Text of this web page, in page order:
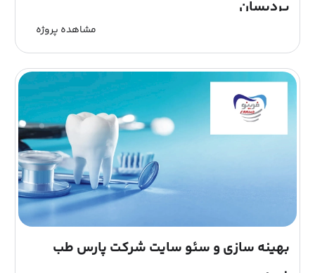
پردیسان
آموزشگاه زبان پردیسان با بهره گیری از تیم مدیریت دانشگاه
های داخلی و خارجی و با همکاری جمعی از اساتید برتر زبان
های خارجی در سال 1395 کار خود را در شهر تهران آغاز...
مشاهده پروژه
بهینه سازی و سئو سایت شرکت پارس طب